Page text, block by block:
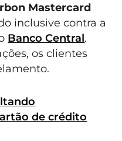
Mastercard
inclusive contra a
Banco Central.
os clientes
de crédito